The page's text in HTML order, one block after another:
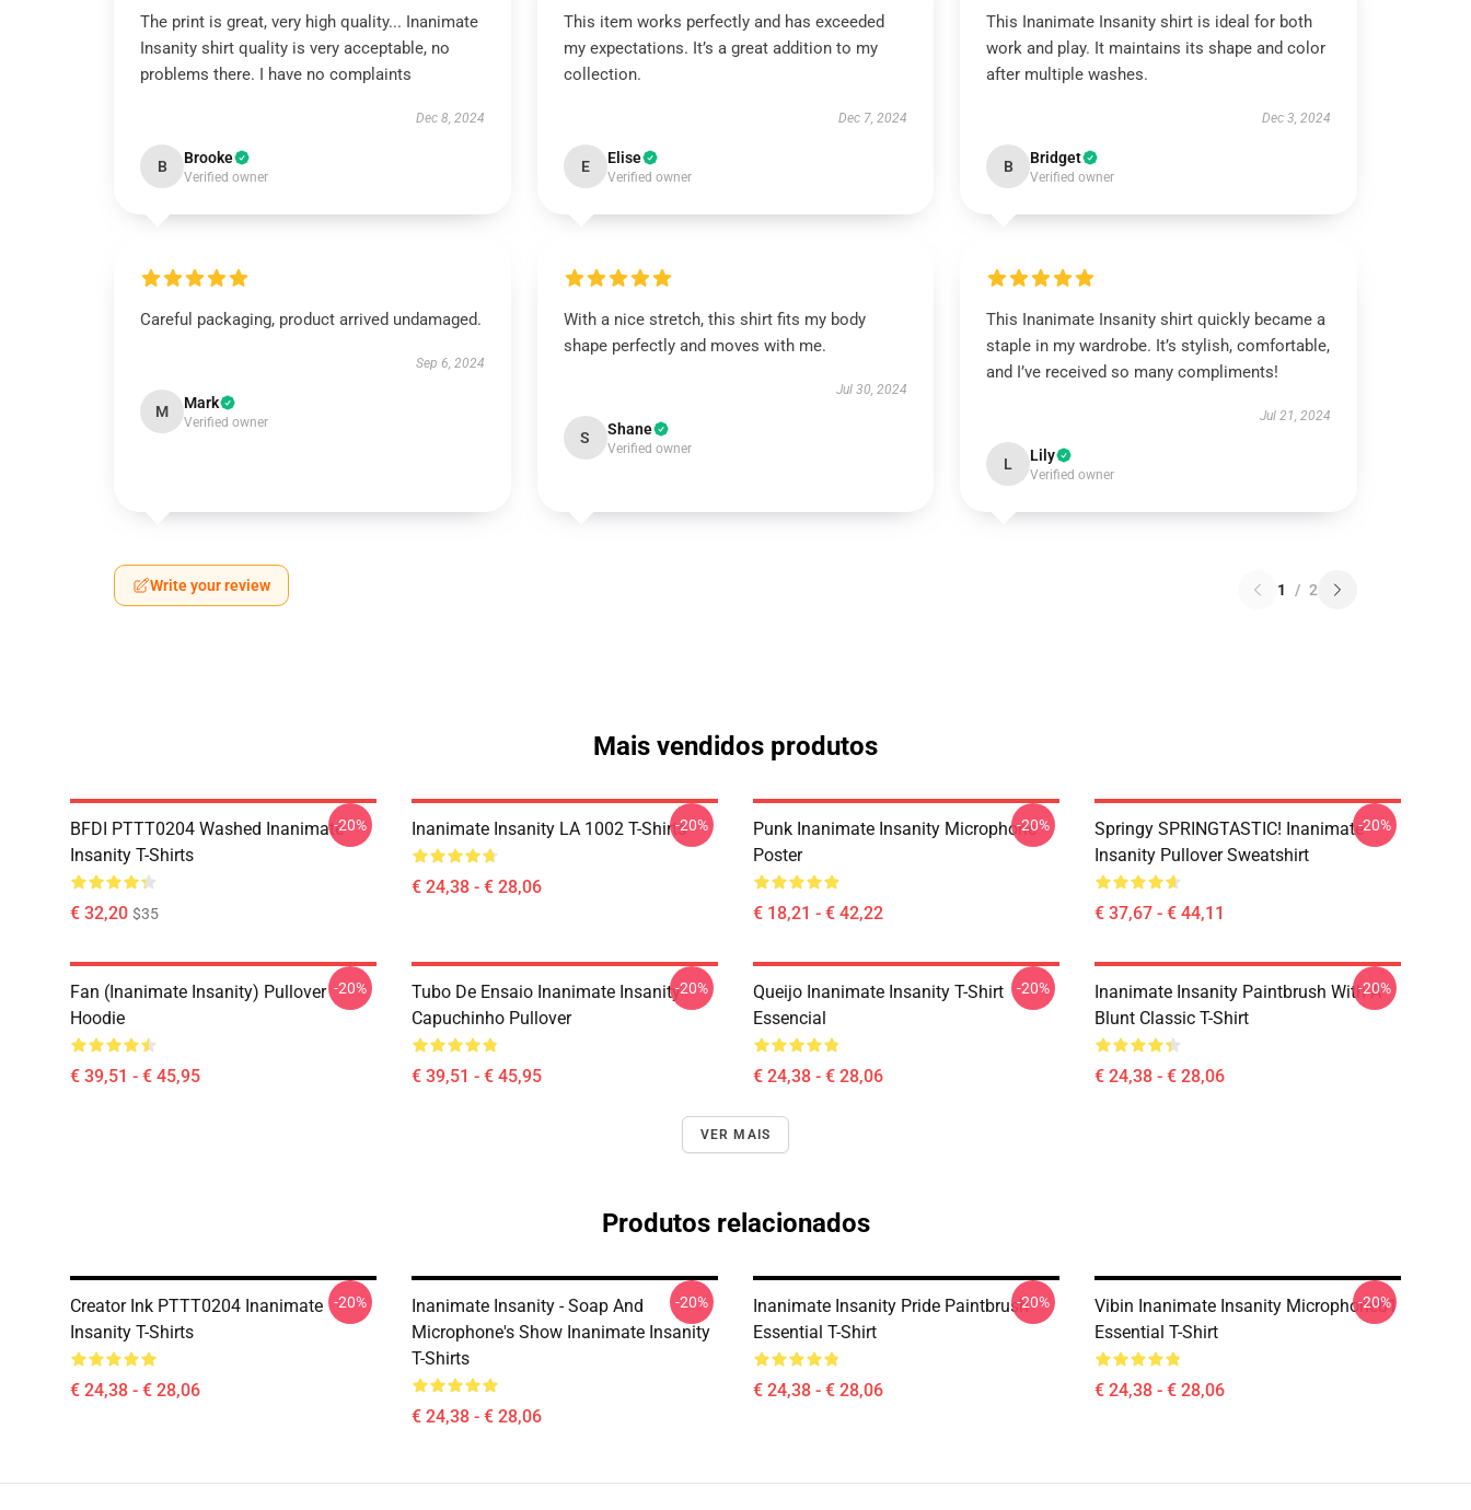
The print is great, very high quality... Inanimate
Insanity shirt quality is very acceptable, no
problems there. I have no complaints
Dec 8, 2024
B Brooke
Verified owner
This item works perfectly and has exceeded
my expectations. It’s a great addition to my
collection.
Dec 7, 2024
E Elise
Verified owner
This Inanimate Insanity shirt is ideal for both
work and play. It maintains its shape and color
after multiple washes.
Dec 3, 2024
B Bridget
Verified owner
Careful packaging, product arrived undamaged.
Sep 6, 2024
M Mark
Verified owner
With a nice stretch, this shirt fits my body
shape perfectly and moves with me.
Jul 30, 2024
S Shane
Verified owner
This Inanimate Insanity shirt quickly became a
staple in my wardrobe. It’s stylish, comfortable,
and I’ve received so many compliments!
Jul 21, 2024
L Lily
Verified owner
Write your review 1 / 2
Mais vendidos produtos
BFDI PTTT0204 Washed Inanimate
Insanity T-Shirts
€ 32,20 $35
-20% Inanimate Insanity LA 1002 T-Shirts
€ 24,38 - € 28,06
-20%
Punk Inanimate Insanity Microphone
Poster
€ 18,21 - € 42,22
-20%
Springy SPRINGTASTIC! Inanimate
Insanity Pullover Sweatshirt
€ 37,67 - € 44,11
-20%
Fan (Inanimate Insanity) Pullover
Hoodie
€ 39,51 - € 45,95
-20%
Tubo De Ensaio Inanimate Insanity
Capuchinho Pullover
€ 39,51 - € 45,95
-20%
Queijo Inanimate Insanity T-Shirt
Essencial
€ 24,38 - € 28,06
-20%
Inanimate Insanity Paintbrush With A
Blunt Classic T-Shirt
€ 24,38 - € 28,06
-20%
VER MAIS
Produtos relacionados
Creator Ink PTTT0204 Inanimate
Insanity T-Shirts
€ 24,38 - € 28,06
-20%
Inanimate Insanity - Soap And
Microphone's Show Inanimate Insanity
T-Shirts
€ 24,38 - € 28,06
-20%
Inanimate Insanity Pride Paintbrush
Essential T-Shirt
€ 24,38 - € 28,06
-20%
Vibin Inanimate Insanity Microphone81
Essential T-Shirt
€ 24,38 - € 28,06
-20%